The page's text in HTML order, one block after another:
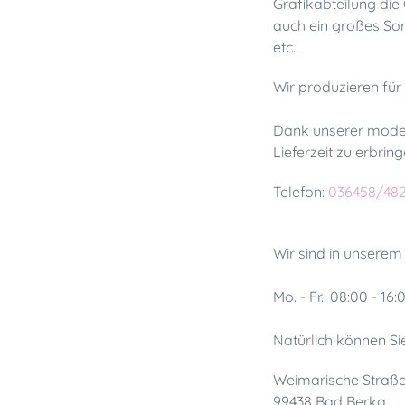
Grafikabteilung die
auch ein großes
etc..
Wir produzieren
Dank unserer
Lieferzeit zu
Telefon: 036458/
Wir sind in
Mo. - Fr.: 08:00 -
Natürlich können
Weimarische
99438 Bad Berka